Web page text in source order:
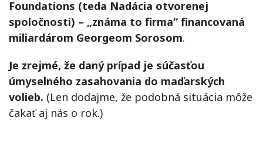
Foundations (teda Nadácia otvorenej
spoločnosti) – „známa to firma“ financovaná
miliardárom Georgeom Sorosom.
Je zrejmé, že daný prípad je súčasťou
úmyselného zasahovania do maďarských
volieb. (Len dodajme, že podobná situácia môže
čakať aj nás o rok.)